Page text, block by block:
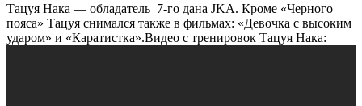
Тацуя Нака — обладатель 7-го дана JKA. Кроме «Черного
пояса» Тацуя снимался также в фильмах: «Девочка с высоким
ударом» и «Каратистка».Видео с тренировок Тацуя Нака: